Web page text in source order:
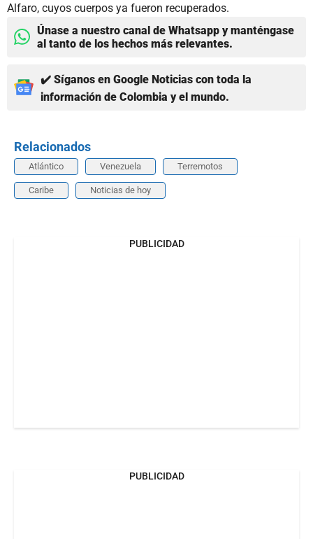
Alfaro, cuyos cuerpos ya fueron recuperados.
Únase a nuestro canal de Whatsapp y manténgase
al tanto de los hechos más relevantes.
✔️ Síganos en Google Noticias con toda la
información de Colombia y el mundo.
Relacionados
Atlántico Venezuela Terremotos
Caribe Noticias de hoy
PUBLICIDAD
PUBLICIDAD